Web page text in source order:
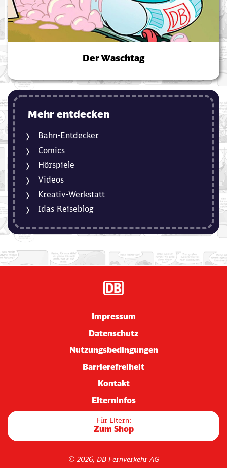
Der Waschtag
Mehr entdecken
Bahn-Entdecker
Comics
Hörspiele
Videos
Kreativ-Werkstatt
Idas Reiseblog
Impressum
Datenschutz
Nutzungsbedingungen
Barrierefreiheit
Kontakt
Elterninfos
Für Eltern:
Zum Shop
© 2026, DB Fernverkehr AG